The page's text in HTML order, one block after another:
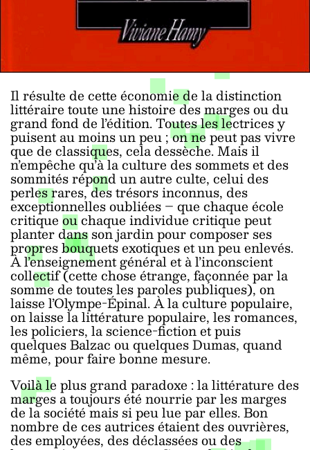
Il résulte de cette économie de la distinction
littéraire toute une histoire des marges ou du
grand fond de l’édition. Toutes les lectrices y
puisent au moins un peu ; on ne peut pas vivre
que de classiques, cela dessèche. Mais il
n’empêche qu’à la culture des sommets et des
sommités répond un autre culte, celui des
perles rares, des trésors inconnus, des
exceptionnelles oubliées – que chaque école
critique ou chaque individue critique peut
planter dans son jardin pour composer ses
propres bouquets exotiques et un peu enlevés.
À l’enseignement général et à l’inconscient
collectif (cette chose étrange, façonnée par la
somme de toutes les paroles publiques), on
laisse l’Olympe-Épinal. À la culture populaire,
on laisse la littérature populaire, les romances,
les policiers, la science-fiction et puis
quelques Balzac ou quelques Dumas, quand
même, pour faire bonne mesure.
Voilà le plus grand paradoxe : la littérature des
marges a toujours été nourrie par les marges
de la société mais si peu lue par elles. Bon
nombre de ces autrices étaient des ouvrières,
des employées, des déclassées ou des